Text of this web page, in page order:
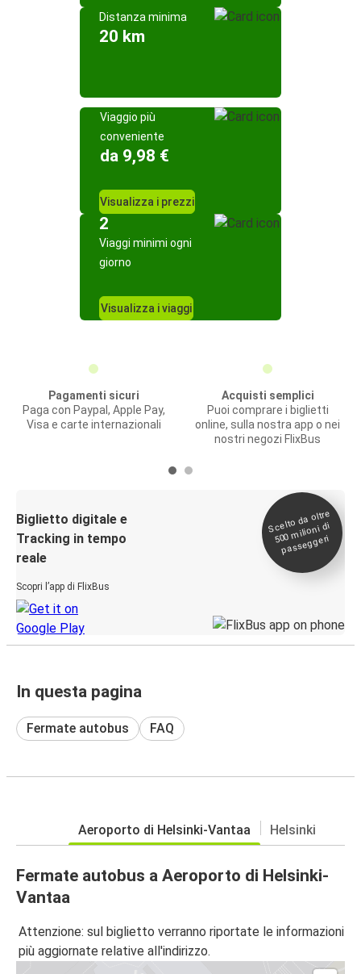
Distanza minima
20 km
Viaggio più
conveniente
da 9,98 €
Visualizza i prezzi
2
Viaggi minimi ogni
giorno
Visualizza i viaggi
Pagamenti sicuri
Paga con Paypal, Apple Pay,
Visa e carte internazionali
Acquisti semplici
Puoi comprare i biglietti
online, sulla nostra app o nei
nostri negozi FlixBus
Biglietto digitale e
Tracking in tempo
reale
Scopri l’app di FlixBus
Scelto da oltre
500
milioni di
passeggeri
In questa pagina
Fermate autobus FAQ
Aeroporto di Helsinki-Vantaa Helsinki
Fermate autobus a Aeroporto di Helsinki-
Vantaa
Attenzione: sul biglietto verranno riportate le informazioni
più aggiornate relative all'indirizzo.